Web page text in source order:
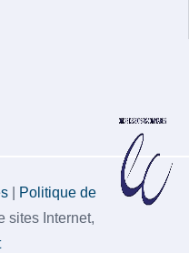
|
Politique de
sites Internet,